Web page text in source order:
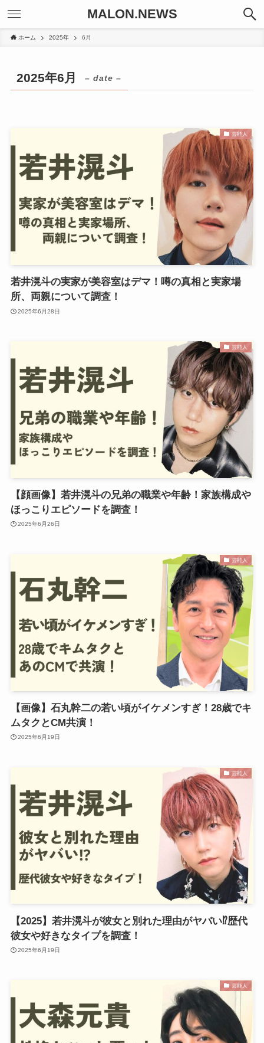
MALON.NEWS
ホーム 2025年 6月
2025年6月 – date –
芸能人
若井滉斗の実家が美容室はデマ！噂の真相と実家場
所、両親について調査！
2025年6月28日
芸能人
【顔画像】若井滉斗の兄弟の職業や年齢！家族構成や
ほっこりエピソードを調査！
2025年6月26日
芸能人
【画像】石丸幹二の若い頃がイケメンすぎ！28歳でキ
ムタクとCM共演！
2025年6月19日
芸能人
【2025】若井滉斗が彼女と別れた理由がヤバい⁉︎歴代
彼女や好きなタイプを調査！
2025年6月19日
芸能人